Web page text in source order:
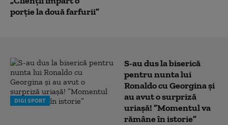
porție la două farfurii”
DIGI SPORT
S-au dus la biserică
pentru nunta lui
Ronaldo cu Georgina și
au avut o surpriză
uriașă! ”Momentul va
rămâne în istorie”